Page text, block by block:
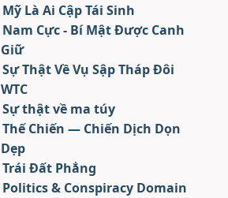
Mỹ Là Ai Cập Tái Sinh
Nam Cực - Bí Mật Được Canh
Giữ
Sự Thật Về Vụ Sập Tháp Đôi
WTC
Sự thật về ma túy
Thế Chiến — Chiến Dịch Dọn
Dẹp
Trái Đất Phẳng
Politics & Conspiracy Domain